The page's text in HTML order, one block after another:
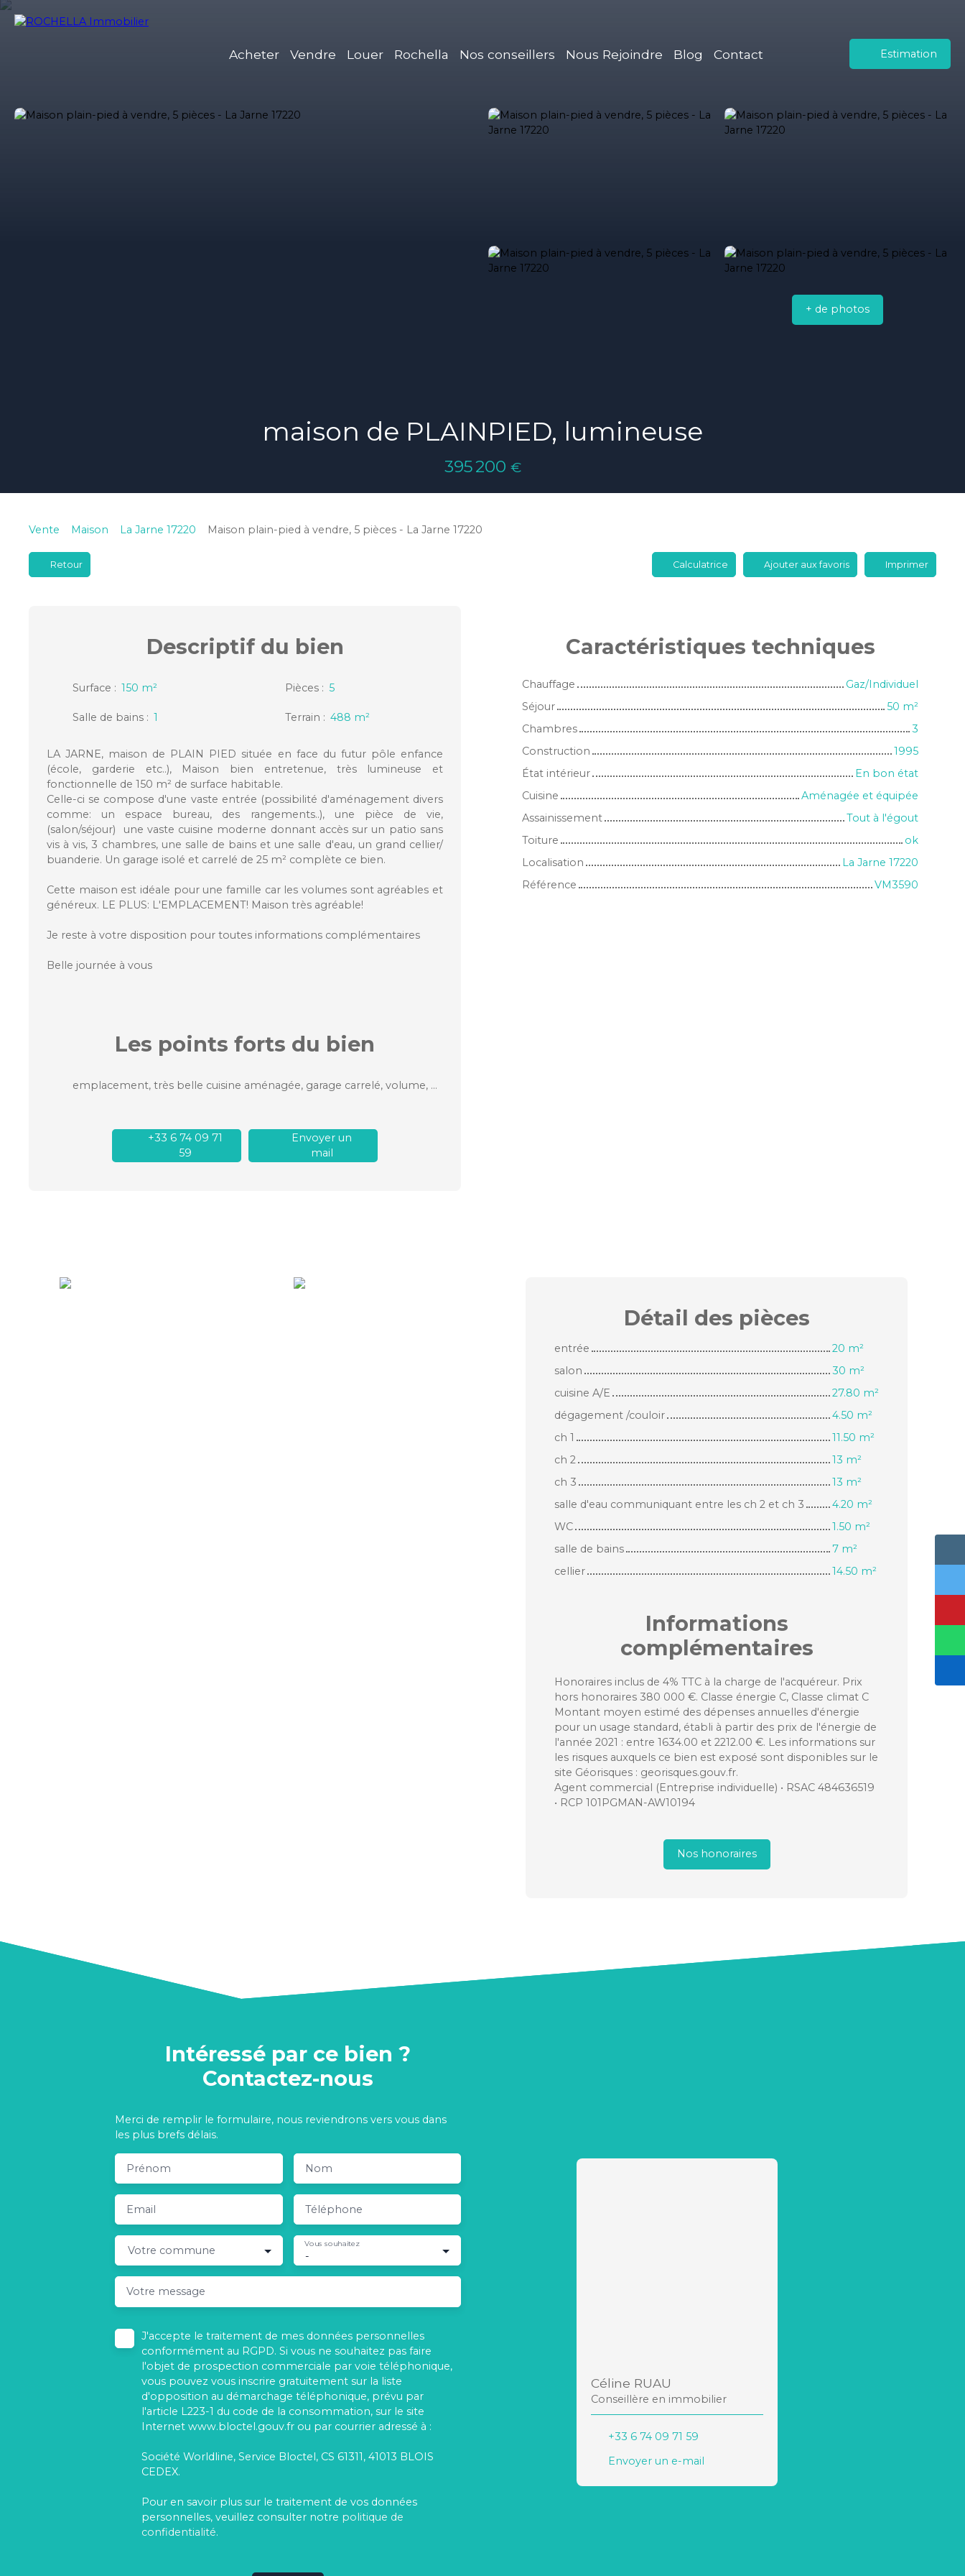
Acheter Vendre Louer Rochella Nos conseillers Nous Rejoindre Blog Contact Estimation
+ de photos
maison de PLAINPIED, lumineuse
395 200 €
Vente Maison La Jarne 17220 Maison plain-pied à vendre, 5 pièces - La Jarne 17220
Retour Calculatrice Ajouter aux favoris Imprimer
Descriptifdu bien
Surface : 150 m² Pièces : 5
Salle de bains : 1 Terrain : 488 m²
LA JARNE, maison de PLAIN PIED située en face du futur pôle enfance
(école, garderie etc..), Maison bien entretenue, très lumineuse et
fonctionnelle de 150 m² de surface habitable.
Celle-ci se compose d'une vaste entrée (possibilité d'aménagement divers
comme: un espace bureau, des rangements..), une pièce de vie,
(salon/séjour) une vaste cuisine moderne donnant accès sur un patio sans
vis à vis, 3 chambres, une salle de bains et une salle d'eau, un grand cellier/
buanderie. Un garage isolé et carrelé de 25 m² complète ce bien.
Cette maison est idéale pour une famille car les volumes sont agréables et
généreux. LE PLUS: L'EMPLACEMENT! Maison très agréable!
Je reste à votre disposition pour toutes informations complémentaires
Belle journée à vous
Les points forts du bien
emplacement, très belle cuisine aménagée, garage carrelé, volume, maison bien entretenue
+33 6 74 09 71
59
Envoyer un
mail
Caractéristiques techniques
Chauffage
Gaz/Individuel
Séjour
50 m²
Chambres
3
Construction
1995
État intérieur
En bon état
Cuisine
Aménagée et équipée
Assainissement
Tout à l'égout
Toiture
ok
Localisation
La Jarne 17220
Référence
VM3590
Détail des pièces
entrée
20 m²
salon
30 m²
cuisine A/E
27.80 m²
dégagement /couloir
4.50 m²
ch 1
11.50 m²
ch 2
13 m²
ch 3
13 m²
salle d'eau communiquant entre les ch 2 et ch 3
4.20 m²
WC
1.50 m²
salle de bains
7 m²
cellier
14.50 m²
Informations
complémentaires
Honoraires inclus de 4% TTC à la charge de l'acquéreur. Prix
hors honoraires 380 000 €. Classe énergie C, Classe climat C
Montant moyen estimé des dépenses annuelles d'énergie
pour un usage standard, établi à partir des prix de l'énergie de
l'année 2021 : entre 1634.00 et 2212.00 €. Les informations sur
les risques auxquels ce bien est exposé sont disponibles sur le
site Géorisques : georisques.gouv.fr.
Agent commercial (Entreprise individuelle) • RSAC 484636519
• RCP 101PGMAN-AW10194
Nos honoraires
Intéressé par ce bien ?
Contactez-nous
Merci de remplir le formulaire, nous reviendrons vers vous dans
les plus brefs délais.
Prénom Nom
Email Téléphone
Votre commune -
Vous souhaitez
Votre message
J'accepte le traitement de mes données personnelles
conformément au RGPD. Si vous ne souhaitez pas faire
l'objet de prospection commerciale par voie téléphonique,
vous pouvez vous inscrire gratuitement sur la liste
d'opposition au démarchage téléphonique, prévu par
l'article L223-1 du code de la consommation, sur le site
Internet www.bloctel.gouv.fr ou par courrier adressé à :
Société Worldline, Service Bloctel, CS 61311, 41013 BLOIS
CEDEX.
Pour en savoir plus sur le traitement de vos données
personnelles, veuillez consulter notre politique de
confidentialité.
Céline RUAU
Conseillère en immobilier
+33 6 74 09 71 59
Envoyer un e-mail